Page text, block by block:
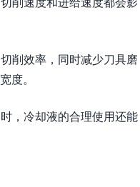
削效率，同时减少刀具磨
度。
，冷却液的合理使用还能